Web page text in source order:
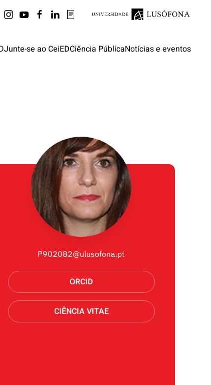
Junte-se ao CeiEDCiência PúblicaNotícias e eventos
P902082@ulusofona.pt
ORCID
CIÊNCIA VITAE